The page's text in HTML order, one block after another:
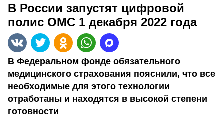
В России запустят цифровой
полис ОМС 1 декабря 2022 года
В Федеральном фонде обязательного
медицинского страхования пояснили, что все
необходимые для этого технологии
отработаны и находятся в высокой степени
готовности